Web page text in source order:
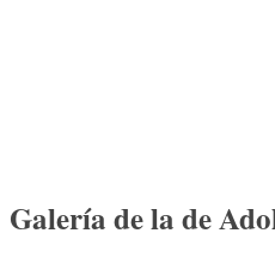
Galería de la de